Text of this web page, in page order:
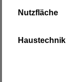
Nutzfläche
Haustechnik